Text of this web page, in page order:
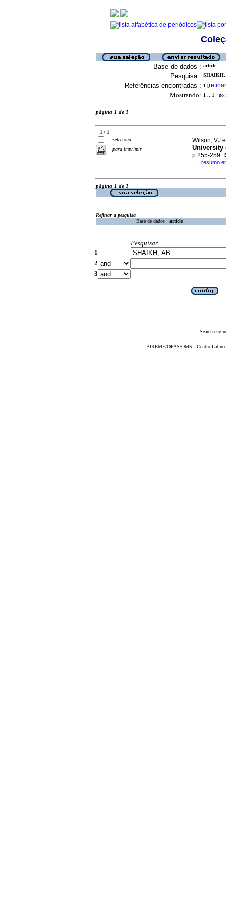
Base de dados : article
Pesquisa : SHAIKH,
Referências encontradas : 1 [refinar
Mostrando: 1 .. 1 no
página 1 de 1
1 / 1
seleciona
para imprimir
Wilson, VJ
University
p.255-259.
· resumo
página 1 de 1
Refinar a pesquisa
Base de dados : article
Pesquisar
1
2
3
Search
BIREME/OPAS/OMS - Centro Latino-